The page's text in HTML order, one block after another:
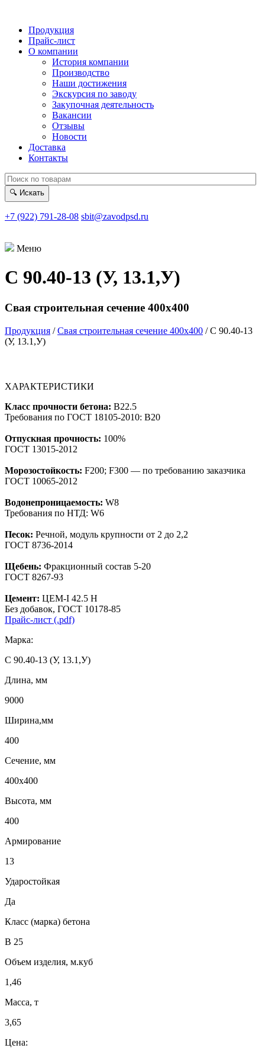
Продукция
Прайс-лист
О компании
История компании
Производство
Наши достижения
Экскурсия по заводу
Закупочная деятельность
Вакансии
Отзывы
Новости
Доставка
Контакты
🔍 Искать
+7 (922) 791-28-08 sbit@zavodpsd.ru
Меню
С 90.40-13 (У, 13.1,У)
Свая строительная сечение 400х400
Продукция /Свая строительная сечение 400х400 / С 90.40-13
(У, 13.1,У)
ХАРАКТЕРИСТИКИ
Класс прочности бетона: B22.5
Требования по ГОСТ 18105-2010: B20
Отпускная прочность: 100%
ГОСТ 13015-2012
Морозостойкость: F200; F300 — по требованию заказчика
ГОСТ 10065-2012
Водонепроницаемость: W8
Требования по НТД: W6
Песок: Речной, модуль крупности от 2 до 2,2
ГОСТ 8736-2014
Щебень: Фракционный состав 5-20
ГОСТ 8267-93
Цемент: ЦЕМ-I 42.5 Н
Без добавок, ГОСТ 10178-85
Прайс-лист (.pdf)
Марка:
С 90.40-13 (У, 13.1,У)
Длина, мм
9000
Ширина,мм
400
Сечение, мм
400х400
Высота, мм
400
Армирование
13
Ударостойкая
Да
Класс (марка) бетона
В 25
Объем изделия, м.куб
1,46
Масса, т
3,65
Цена: